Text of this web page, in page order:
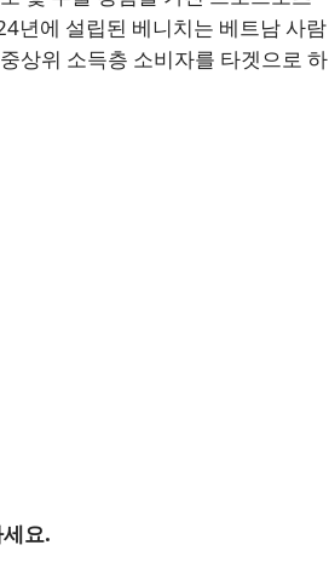
년에 설립된 베니치는 베트남 사람
상위 소득층 소비자를 타겟으로 하
요.